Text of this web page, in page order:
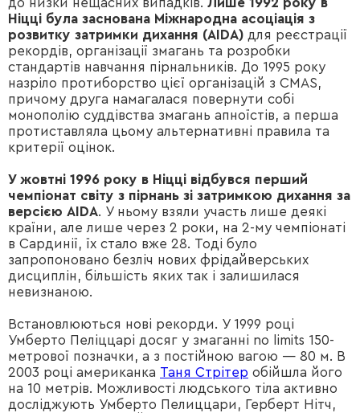
до низки нещасних випадків. Лише 1992 року в
Ніцці була заснована Міжнародна асоціація з
розвитку затримки дихання (AIDA) для реєстрації
рекордів, організації змагань та розробки
стандартів навчання пірнальників. До 1995 року
назріло протиборство цієї організацій з CMAS,
причому друга намагалася повернути собі
монополію суддівства змагань апноїстів, а перша
протиставляла цьому альтернативні правила та
критерії оцінок.
У жовтні 1996 року в Ніцці відбувся перший
чемпіонат світу з пірнань зі затримкою дихання за
версією AIDA. У ньому взяли участь лише деякі
країни, але лише через 2 роки, на 2-му чемпіонаті
в Сардинії, їх стало вже 28. Тоді було
запропоновано безліч нових фрідайверських
дисциплін, більшість яких так і залишилася
невизнаною.
Встановлюються нові рекорди. У 1999 році
Умберто Пеліццарі досяг у змаганні no limits 150-
метрової позначки, а з постійною вагою — 80 м. В
2003 році американка Таня Стрітер обійшла його
на 10 метрів. Можливості людського тіла активно
досліджують Умберто Пелиццари, Герберт Нітч,